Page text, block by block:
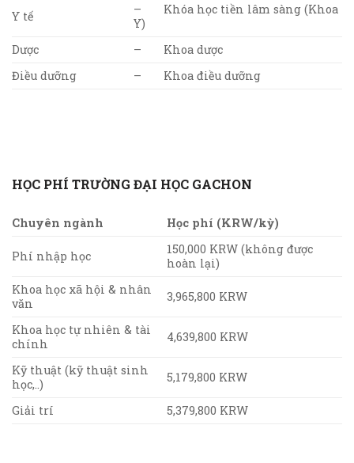
Y tế
– Khóa học tiền lâm sàng (Khoa
Y)
Dược
– Khoa dược
Điều dưỡng
– Khoa điều dưỡng
HỌC PHÍ TRƯỜNG ĐẠI HỌC GACHON
Chuyên ngành Học phí (KRW/kỳ)
Phí nhập học
150,000 KRW (không được
hoàn lại)
Khoa học xã hội & nhân
văn
3,965,800 KRW
Khoa học tự nhiên & tài
chính
4,639,800 KRW
Kỹ thuật (kỹ thuật sinh
học,..)
5,179,800 KRW
Giải trí 5,379,800 KRW